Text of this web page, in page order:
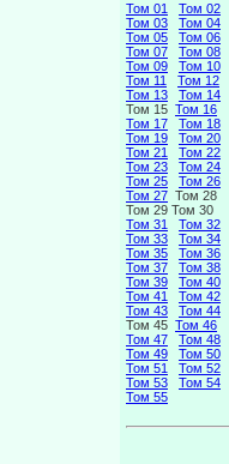
Том 01
Том 02
Том 03
Том 04
Том 05
Том 06
Том 07
Том 08
Том 09
Том 10
Том 11
Том 12
Том 13
Том 14
Том 15 Том 16
Том 17
Том 18
Том 19
Том 20
Том 21
Том 22
Том 23
Том 24
Том 25
Том 26
Том 27 Том 28
Том 29 Том 30
Том 31
Том 32
Том 33
Том 34
Том 35
Том 36
Том 37
Том 38
Том 39
Том 40
Том 41
Том 42
Том 43
Том 44
Том 45 Том 46
Том 47
Том 48
Том 49
Том 50
Том 51
Том 52
Том 53
Том 54
Том 55